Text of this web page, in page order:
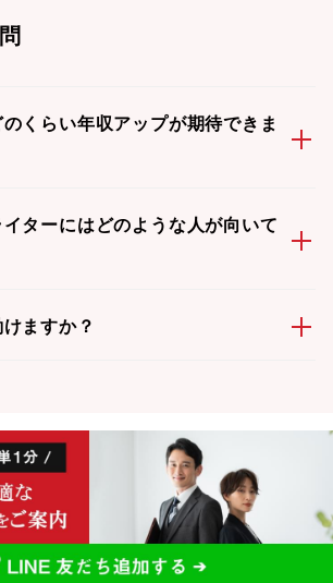
くらい年収アップが期待できま
ターにはどのような人が向いて
ますか？